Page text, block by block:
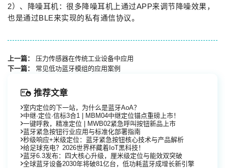
2）、降噪耳机：很多降噪耳机上通过APP来调节降噪效果，
也是通过BLE来实现的私有通信协议。
上一篇：
压力传感器在传统工业设备中应用
下一篇：
常见低功蓝牙模组的应用案例
推荐文章
室内定位的下一站，为什么是蓝牙AoA？
中继·定位·信标3合1 | MBM04中继定位锚点重磅上市！
一键呼救，精准定位 | MWB02紧急呼叫按钮新品上市
蓝牙紧急按钮行业应用与标准化部署指南
秒级响应+米级定位：蓝牙紧急按钮核心技术与产品解析
给足球充电？2026世界杯藏着IoT黑科技！
蓝牙6.3发布：四大核心升级，厘米级定位与能效双突破
全球蓝牙设备2030年将破81亿台，低功耗蓝牙成增长新引擎